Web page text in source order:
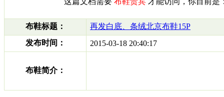
布鞋标题：
再发白底、条绒北京布鞋15P
发布时间：
2015-03-18 20:40:17
布鞋简介：